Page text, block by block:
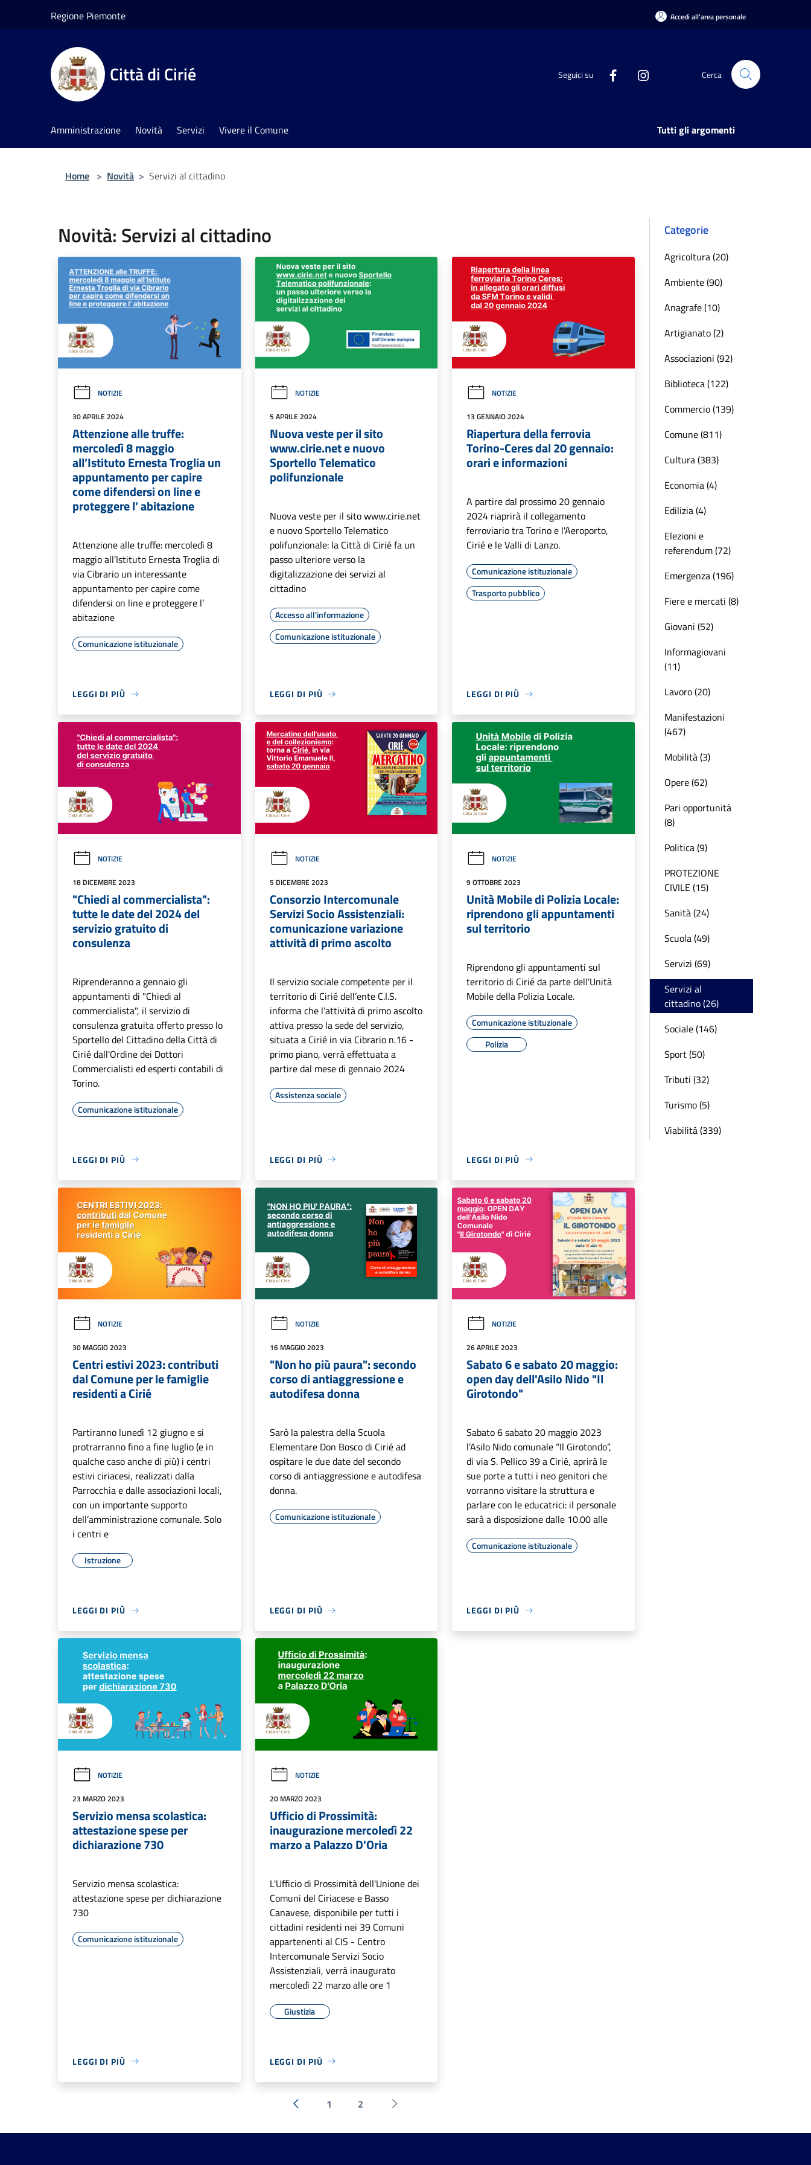
Regione Piemonte Accedi all'area personale
Città di Cirié Seguici su Cerca
Amministrazione Novità Servizi Vivere il Comune Tutti gli argomenti
Home > Novità > Servizi al cittadino
Novità: Servizi al cittadino
NOTIZIE
30 APRILE 2024
Attenzione alle truffe:
mercoledì 8 maggio
all’Istituto Ernesta Troglia un
appuntamento per capire
come difendersi on line e
proteggere l’ abitazione
Attenzione alle truffe: mercoledì 8
maggio all’Istituto Ernesta Troglia di
via Cibrario un interessante
appuntamento per capire come
difendersi on line e proteggere l’
abitazione
Comunicazione istituzionale
LEGGI DI PIÙ
NOTIZIE
5 APRILE 2024
Nuova veste per il sito
www.cirie.net e nuovo
Sportello Telematico
polifunzionale
Nuova veste per il sito www.cirie.net
e nuovo Sportello Telematico
polifunzionale: la Città di Cirié fa un
passo ulteriore verso la
digitalizzazione dei servizi al
cittadino
Accesso all'informazione
Comunicazione istituzionale
LEGGI DI PIÙ
NOTIZIE
13 GENNAIO 2024
Riapertura della ferrovia
Torino-Ceres dal 20 gennaio:
orari e informazioni
A partire dal prossimo 20 gennaio
2024 riaprirà il collegamento
ferroviario tra Torino e l'Aeroporto,
Cirié e le Valli di Lanzo.
Comunicazione istituzionale
Trasporto pubblico
LEGGI DI PIÙ
NOTIZIE
18 DICEMBRE 2023
"Chiedi al commercialista":
tutte le date del 2024 del
servizio gratuito di
consulenza
Riprenderanno a gennaio gli
appuntamenti di "Chiedi al
commercialista", il servizio di
consulenza gratuita offerto presso lo
Sportello del Cittadino della Città di
Cirié dall'Ordine dei Dottori
Commercialisti ed esperti contabili di
Torino.
Comunicazione istituzionale
LEGGI DI PIÙ
NOTIZIE
5 DICEMBRE 2023
Consorzio Intercomunale
Servizi Socio Assistenziali:
comunicazione variazione
attività di primo ascolto
Il servizio sociale competente per il
territorio di Cirié dell’ente C.I.S.
informa che l’attività di primo ascolto
attiva presso la sede del servizio,
situata a Cirié in via Cibrario n.16 -
primo piano, verrà effettuata a
partire dal mese di gennaio 2024
Assistenza sociale
LEGGI DI PIÙ
NOTIZIE
9 OTTOBRE 2023
Unità Mobile di Polizia Locale:
riprendono gli appuntamenti
sul territorio
Riprendono gli appuntamenti sul
territorio di Cirié da parte dell'Unità
Mobile della Polizia Locale.
Comunicazione istituzionale
Polizia
LEGGI DI PIÙ
NOTIZIE
30 MAGGIO 2023
Centri estivi 2023: contributi
dal Comune per le famiglie
residenti a Cirié
Partiranno lunedì 12 giugno e si
protrarranno fino a fine luglio (e in
qualche caso anche di più) i centri
estivi ciriacesi, realizzati dalla
Parrocchia e dalle associazioni locali,
con un importante supporto
dell’amministrazione comunale. Solo
i centri e
Istruzione
LEGGI DI PIÙ
NOTIZIE
16 MAGGIO 2023
"Non ho più paura": secondo
corso di antiaggressione e
autodifesa donna
Sarò la palestra della Scuola
Elementare Don Bosco di Cirié ad
ospitare le due date del secondo
corso di antiaggressione e autodifesa
donna.
Comunicazione istituzionale
LEGGI DI PIÙ
NOTIZIE
26 APRILE 2023
Sabato 6 e sabato 20 maggio:
open day dell'Asilo Nido "Il
Girotondo"
Sabato 6 sabato 20 maggio 2023
l’Asilo Nido comunale “Il Girotondo”,
di via S. Pellico 39 a Cirié, aprirà le
sue porte a tutti i neo genitori che
vorranno visitare la struttura e
parlare con le educatrici: il personale
sarà a disposizione dalle 10.00 alle
Comunicazione istituzionale
LEGGI DI PIÙ
NOTIZIE
23 MARZO 2023
Servizio mensa scolastica:
attestazione spese per
dichiarazione 730
Servizio mensa scolastica:
attestazione spese per dichiarazione
730
Comunicazione istituzionale
LEGGI DI PIÙ
NOTIZIE
20 MARZO 2023
Ufficio di Prossimità:
inaugurazione mercoledì 22
marzo a Palazzo D'Oria
L'Ufficio di Prossimità dell'Unione dei
Comuni del Ciriacese e Basso
Canavese, disponibile per tutti i
cittadini residenti nei 39 Comuni
appartenenti al CIS - Centro
Intercomunale Servizi Socio
Assistenziali, verrà inaugurato
mercoledì 22 marzo alle ore 1
Giustizia
LEGGI DI PIÙ
« Precedente
1 2
Successiva »
Categorie
Agricoltura (20)
Ambiente (90)
Anagrafe (10)
Artigianato (2)
Associazioni (92)
Biblioteca (122)
Commercio (139)
Comune (811)
Cultura (383)
Economia (4)
Edilizia (4)
Elezioni e
referendum (72)
Emergenza (196)
Fiere e mercati (8)
Giovani (52)
Informagiovani
(11)
Lavoro (20)
Manifestazioni
(467)
Mobilità (3)
Opere (62)
Pari opportunità
(8)
Politica (9)
PROTEZIONE
CIVILE (15)
Sanità (24)
Scuola (49)
Servizi (69)
Servizi al
cittadino (26)
Sociale (146)
Sport (50)
Tributi (32)
Turismo (5)
Viabilità (339)